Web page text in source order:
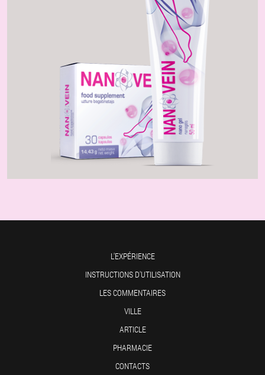
L'EXPÉRIENCE
INSTRUCTIONS D'UTILISATION
LES COMMENTAIRES
VILLE
ARTICLE
PHARMACIE
CONTACTS